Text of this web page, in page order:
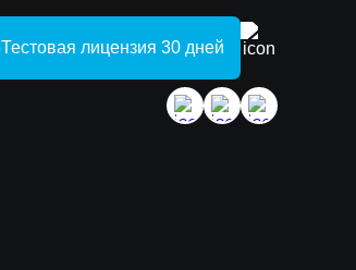
Тестовая лицензия 30 дней